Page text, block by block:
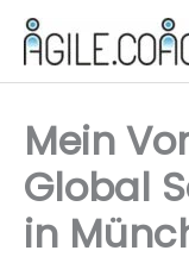
Zum
Inhalt
springen
Mein
Global
in